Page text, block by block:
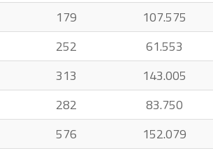
179
107.575
252
61.553
313
143.005
282
83.750
576
152.079